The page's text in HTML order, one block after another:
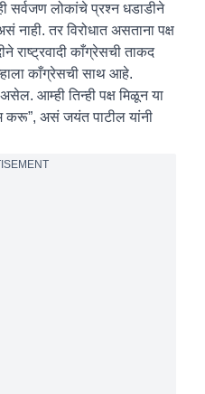
सर्वजण लोकांचे प्रश्न धडाडीने
नाही. तर विरोधात असताना पक्ष
राष्ट्रवादी काँग्रेसची ताकद
काँग्रेसची साथ आहे.
आम्ही तिन्ही पक्ष मिळून या
करू”, असं जयंत पाटील यांनी